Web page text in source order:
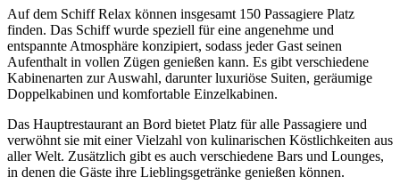
Auf dem Schiff Relax können insgesamt 150 Passagiere Platz
finden. Das Schiff wurde speziell für eine angenehme und
entspannte Atmosphäre konzipiert, sodass jeder Gast seinen
Aufenthalt in vollen Zügen genießen kann. Es gibt verschiedene
Kabinenarten zur Auswahl, darunter luxuriöse Suiten, geräumige
Doppelkabinen und komfortable Einzelkabinen.
Das Hauptrestaurant an Bord bietet Platz für alle Passagiere und
verwöhnt sie mit einer Vielzahl von kulinarischen Köstlichkeiten aus
aller Welt. Zusätzlich gibt es auch verschiedene Bars und Lounges,
in denen die Gäste ihre Lieblingsgetränke genießen können.